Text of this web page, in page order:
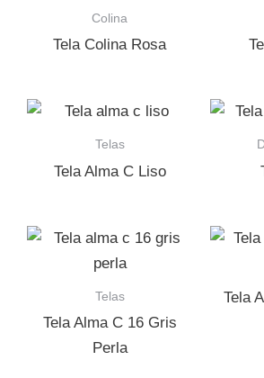
Colina
Tela Colina Rosa
Telas
Tela Alma C Liso
Telas
Tela Alma C 16 Gris
Perla
Tela